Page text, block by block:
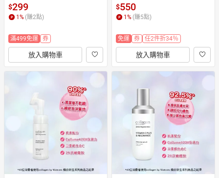
$299
1 % (賺2點)
滿499免運 券
放入購物車
$550
1 % (賺5點)
免運 券 任2件折34％
放入購物車